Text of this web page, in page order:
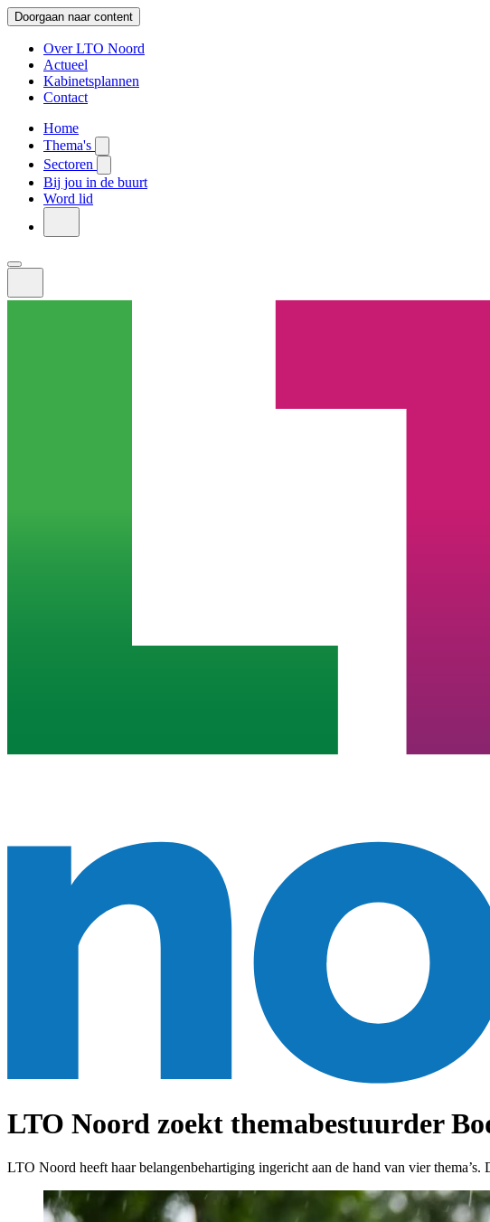
Doorgaan naar content
Over LTO Noord
Actueel
Kabinetsplannen
Contact
Home
Thema's
Sectoren
Bij jou in de buurt
Word lid
LTO Noord zoekt themabestuurder
LTO Noord heeft haar belangenbehartiging ingericht aan de hand van vier